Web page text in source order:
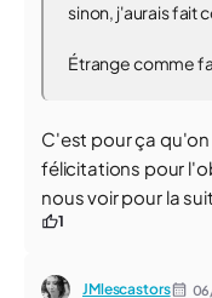
sinon, j'aurais fait
Étrange comme
C'est pour ça qu'on
félicitations pour
nous voir pour la
1
JMlescastors